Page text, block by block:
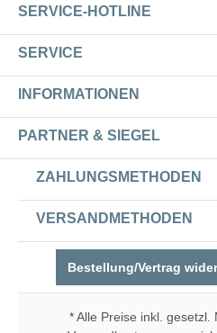
SERVICE-HOTLINE
SERVICE
INFORMATIONEN
PARTNER & SIEGEL
ZAHLUNGSMETHODEN
VERSANDMETHODEN
Bestellung/Vertrag
* Alle Preise inkl. gesetzl.